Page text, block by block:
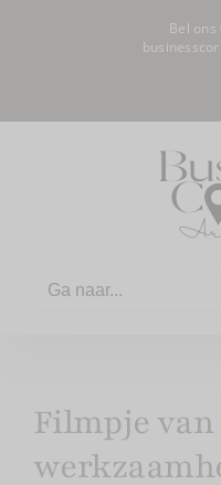
Bel ons
Ga naar...
Filmpje van